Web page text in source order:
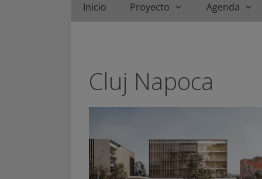
Inicio Proyecto Agenda
Cluj Napoca